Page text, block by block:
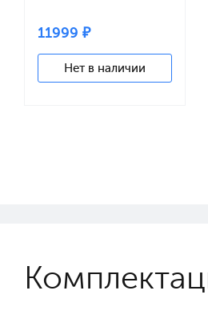
11999 ₽
Нет в наличии